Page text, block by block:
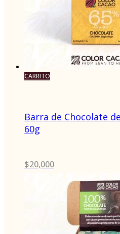
CARRITO
Barra de Chocolate
60g
$20,000